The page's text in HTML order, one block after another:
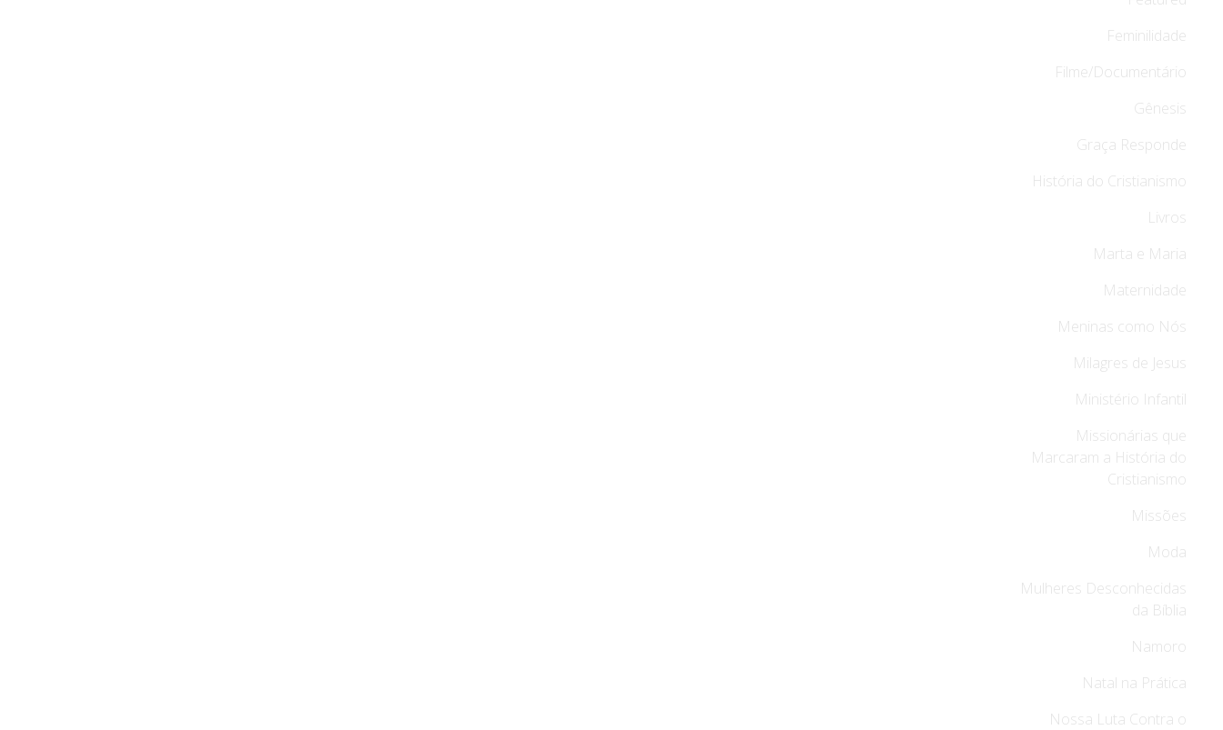
Feminilidade
Filme/Documentário
Gênesis
Graça Responde
História do Cristianismo
Livros
Marta e Maria
Maternidade
Meninas como Nós
Milagres de Jesus
Ministério Infantil
Missionárias que
Marcaram a História do
Cristianismo
Missões
Moda
Mulheres Desconhecidas
da Bíblia
Namoro
Natal na Prática
Nossa Luta Contra o